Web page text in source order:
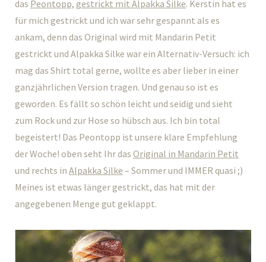
das Peontopp, gestrickt mit Alpakka Silke. Kerstin hat es
für mich gestrickt und ich war sehr gespannt als es
ankam, denn das Original wird mit Mandarin Petit
gestrickt und Alpakka Silke war ein Alternativ-Versuch: ich
mag das Shirt total gerne, wollte es aber lieber in einer
ganzjährlichen Version tragen. Und genau so ist es
geworden. Es fällt so schön leicht und seidig und sieht
zum Rock und zur Hose so hübsch aus. Ich bin total
begeistert! Das Peontopp ist unsere klare Empfehlung
der Woche! oben seht Ihr das Original in Mandarin Petit
und rechts in Alpakka Silke – Sommer und IMMER quasi ;)
Meines ist etwas länger gestrickt, das hat mit der
angegebenen Menge gut geklappt.